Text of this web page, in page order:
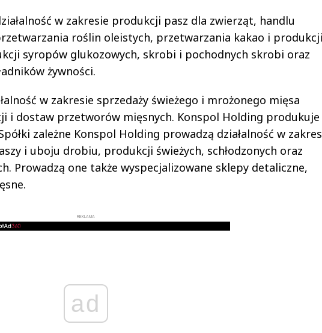
w zakresie produkcji pasz dla zwierząt, handlu
roślin oleistych, przetwarzania kakao i produkcji
syropów glukozowych, skrobi i pochodnych skrobi oraz
żywności.
w zakresie sprzedaży świeżego i mrożonego mięsa
i dostaw przetworów mięsnych. Konspol Holding produkuje
zależne Konspol Holding prowadzą działalność w
i uboju drobiu, produkcji świeżych, schłodzonych oraz
Prowadzą one także wyspecjalizowane sklepy detaliczne,
REKLAMA
ad